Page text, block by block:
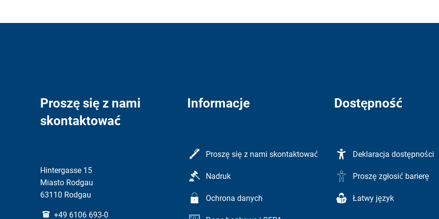
Proszę się z nami
skontaktować
Hintergasse 15
Miasto Rodgau
63110 Rodgau
+49 6106 693-0
Informacje
Proszę się z nami skontaktować
Nadruk
Ochrona danych
Dostępność
Deklaracja dostępności
Proszę zgłosić barierę
Łatwy język